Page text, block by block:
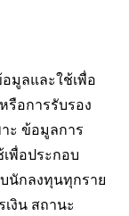
มูลและใช้เพื่อ
รือการรับรอง
ะ ข้อมูลการ
พื่อประกอบ
นักลงทุนทุกราย
งิน สถานะ